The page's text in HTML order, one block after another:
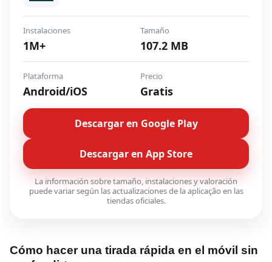
Instalaciones
1M+
Tamaño
107.2 MB
Plataforma
Android/iOS
Precio
Gratis
Descargar en Google Play
Descargar en App Store
La información sobre tamaño, instalaciones y valoración
puede variar según las actualizaciones de la aplicação en las
tiendas oficiales.
Cómo hacer una tirada rápida en el móvil sin